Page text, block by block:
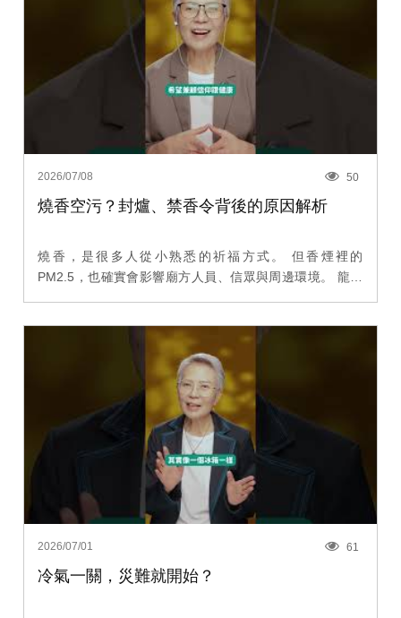
2026/07/08 50
燒香空污？封爐、禁香令背後的原因解析
燒香，是很多人從小熟悉的祈福方式。 但香煙裡的
PM2.5，也確實會影響廟方人員、信眾與周邊環境。 龍山
化可以被保留，方式也可以被更新。 真正重要的，是那份
2026/07/01 61
冷氣一關，災難就開始？